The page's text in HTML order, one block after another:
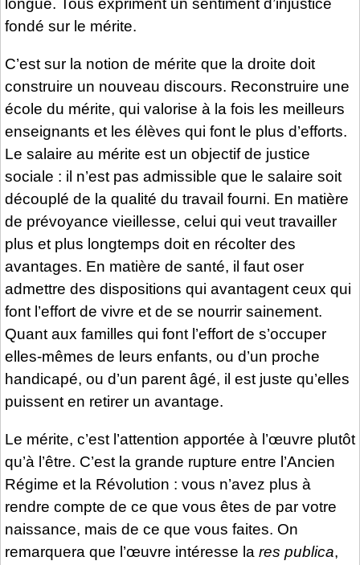
longue. Tous expriment un sentiment d’injustice
fondé sur le mérite.
C’est sur la notion de mérite que la droite doit
construire un nouveau discours. Reconstruire une
école du mérite, qui valorise à la fois les meilleurs
enseignants et les élèves qui font le plus d’efforts.
Le salaire au mérite est un objectif de justice
sociale : il n’est pas admissible que le salaire soit
découplé de la qualité du travail fourni. En matière
de prévoyance vieillesse, celui qui veut travailler
plus et plus longtemps doit en récolter des
avantages. En matière de santé, il faut oser
admettre des dispositions qui avantagent ceux qui
font l’effort de vivre et de se nourrir sainement.
Quant aux familles qui font l’effort de s’occuper
elles-mêmes de leurs enfants, ou d’un proche
handicapé, ou d’un parent âgé, il est juste qu’elles
puissent en retirer un avantage.
Le mérite, c’est l’attention apportée à l’œuvre plutôt
qu’à l’être. C’est la grande rupture entre l’Ancien
Régime et la Révolution : vous n’avez plus à
rendre compte de ce que vous êtes de par votre
naissance, mais de ce que vous faites. On
remarquera que l’œuvre intéresse la res publica,